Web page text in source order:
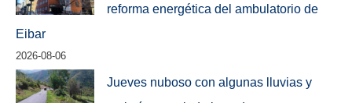
reforma energética del ambulatorio de
Eibar
2026-08-06
Jueves nuboso con algunas lluvias y